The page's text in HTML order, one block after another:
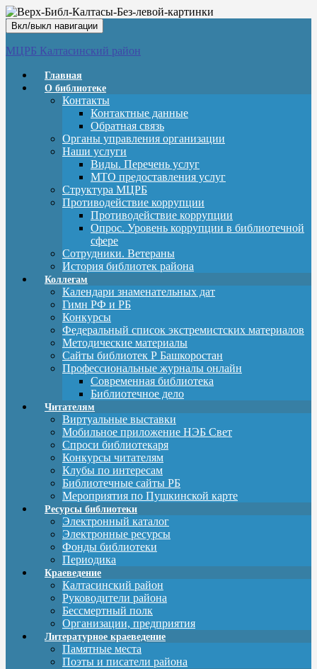
Вкл/выкл навигации
МЦРБ Калтасинский район
Главная
О библиотеке
Контакты
Контактные данные
Обратная связь
Органы управления организации
Наши услуги
Виды. Перечень услуг
МТО предоставления услуг
Структура МЦРБ
Противодействие коррупции
Противодействие коррупции
Опрос. Уровень коррупции в библиотечной
сфере
Сотрудники. Ветераны
История библиотек района
Коллегам
Календари знаменательных дат
Гимн РФ и РБ
Конкурсы
Федеральный список экстремистских материалов
Методические материалы
Сайты библиотек Р Башкоростан
Профессиональные журналы онлайн
Современная библиотека
Библиотечное дело
Читателям
Виртуальные выставки
Мобильное приложение НЭБ Свет
Спроси библиотекаря
Конкурсы читателям
Клубы по интересам
Библиотечные сайты РБ
Мероприятия по Пушкинской карте
Ресурсы библиотеки
Электронный каталог
Электронные ресурсы
Фонды библиотеки
Периодика
Краеведение
Калтасинский район
Руководители района
Бессмертный полк
Организации, предприятия
Литературное краеведение
Памятные места
Поэты и писатели района